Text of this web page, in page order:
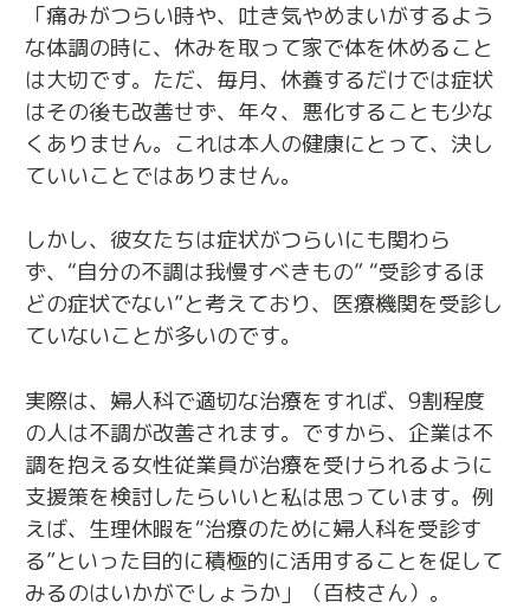
「痛みがつらい時や、吐き気やめまいがするよう
な体調の時に、休みを取って家で体を休めること
は大切です。ただ、毎月、休養するだけでは症状
はその後も改善せず、年々、悪化することも少な
くありません。これは本人の健康にとって、決し
ていいことではありません。
しかし、彼女たちは症状がつらいにも関わら
ず、“自分の不調は我慢すべきもの” “受診するほ
どの症状でない”と考えており、医療機関を受診し
ていないことが多いのです。
実際は、婦人科で適切な治療をすれば、9割程度
の人は不調が改善されます。ですから、企業は不
調を抱える女性従業員が治療を受けられるように
支援策を検討したらいいと私は思っています。例
えば、生理休暇を“治療のために婦人科を受診す
る”といった目的に積極的に活用することを促して
みるのはいかがでしょうか」（百枝さん）。